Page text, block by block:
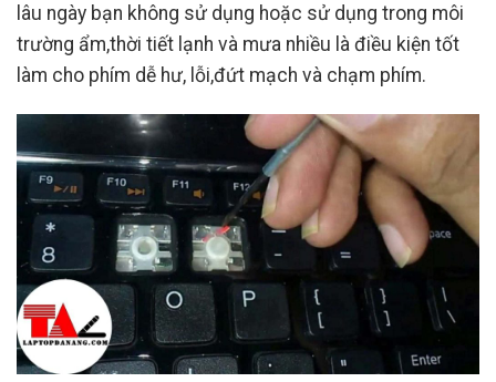
lâu ngày bạn không sử dụng hoặc sử dụng trong môi
trường ẩm,thời tiết lạnh và mưa nhiều là điều kiện tốt
làm cho phím dễ hư, lỗi,đứt mạch và chạm phím.